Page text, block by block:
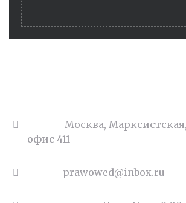
Москва, Марксистская,
офис 411
prawowed@inbox.ru